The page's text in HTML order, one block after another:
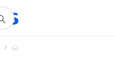
أيقونة
دعم